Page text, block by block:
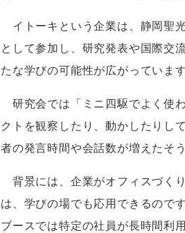
イトーキという企業は、静岡聖
として参加し、研究発表や国際交
たな学びの可能性が広がっています
研究会では「ミニ四駆でよく使
クトを観察したり、動かしたりし
者の発言時間や会話数が増えたそう
背景には、企業がオフィスづく
は、学びの場でも応用できるので
ブースでは特定の社員が長時間利